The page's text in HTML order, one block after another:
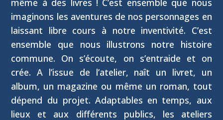
même à des livres ! C’est ensemble que nous
imaginons les aventures de nos personnages en
laissant libre cours à notre inventivité. C’est
ensemble que nous illustrons notre histoire
commune. On s’écoute, on s’entraide et on
crée. A l’issue de l’atelier, naît un livret, un
album, un magazine ou même un roman, tout
dépend du projet. Adaptables en temps, aux
lieux et aux différents publics, les ateliers